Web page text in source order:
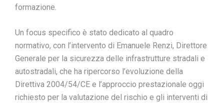
formazione.
Un focus specifico è stato dedicato al quadro
normativo, con l’intervento di Emanuele Renzi, Direttore
Generale per la sicurezza delle infrastrutture stradali e
autostradali, che ha ripercorso l’evoluzione della
Direttiva 2004/54/CE e l’approccio prestazionale oggi
richiesto per la valutazione del rischio e gli interventi di